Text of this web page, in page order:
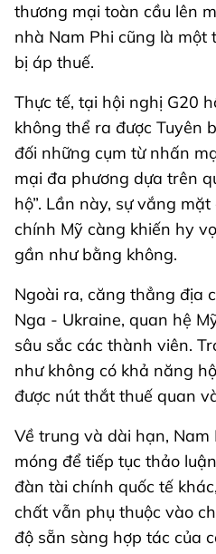
thương mại toàn cầu lên
nhà Nam Phi cũng là
bị áp thuế.
Thực tế, tại hội nghị G20
không thể ra được Tuyên
đối những cụm từ nhấn
mại đa phương dựa trên
hộ”. Lần này, sự vắng
chính Mỹ càng khiến hy
gần như bằng không.
Ngoài ra, căng thẳng địa
Nga - Ukraine, quan hệ
sâu sắc các thành viên.
như không có khả năng
được nút thắt thuế quan
Về trung và dài hạn, Nam
móng để tiếp tục thảo
đàn tài chính quốc tế
chất vẫn phụ thuộc vào
độ sẵn sàng hợp tác của